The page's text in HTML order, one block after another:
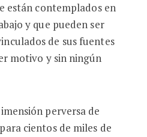
están contemplados en
y que pueden ser
de sus fuentes
motivo y sin ningún
perversa de
cientos de miles de